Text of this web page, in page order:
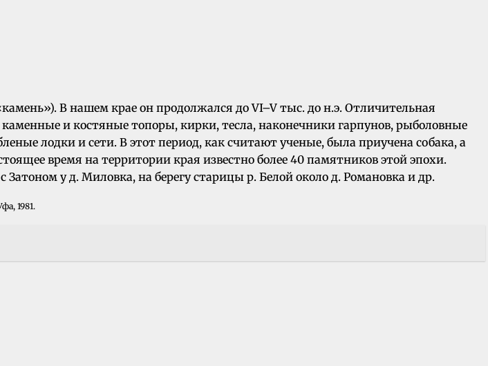
В нашем крае он продолжался до VI–V тыс. до н.э. Отличительная
и костяные топоры, кирки, тесла, наконечники гарпунов, рыболовные
лодки и сети. В этот период, как считают ученые, была приучена собака, а
время на территории края известно более 40 памятников этой эпохи.
у д. Миловка, на берегу старицы р. Белой около д. Романовка и др.
1981.